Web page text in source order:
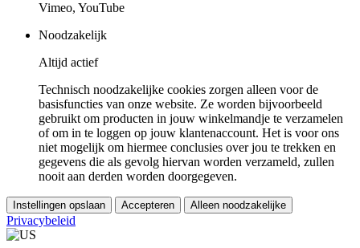
Vimeo, YouTube
Noodzakelijk
Altijd actief
Technisch noodzakelijke cookies zorgen alleen voor de
basisfuncties van onze website. Ze worden bijvoorbeeld
gebruikt om producten in jouw winkelmandje te verzamelen
of om in te loggen op jouw klantenaccount. Het is voor ons
niet mogelijk om hiermee conclusies over jou te trekken en
gegevens die als gevolg hiervan worden verzameld, zullen
nooit aan derden worden doorgegeven.
Instellingen opslaan Accepteren Alleen noodzakelijke
Privacybeleid